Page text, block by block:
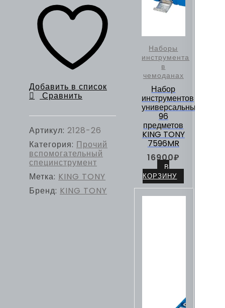
мм,
1,6
KING
TONY
2128-
Добавить в список
Сравнить
Артикул: 2128-26
Категория: Прочий
вспомогательный
специнструмент
Метка: KING TONY
Бренд: KING TONY
Наборы
инструмента
в
чемоданах
Набор
инструментов
универсальный,
96
предметов
KING TONY
7596MR
16900₽
В
КОРЗИНУ